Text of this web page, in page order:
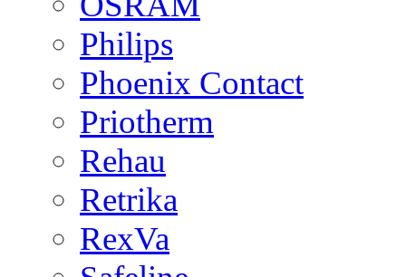
Philips
Phoenix Contact
Priotherm
Rehau
Retrika
RexVa